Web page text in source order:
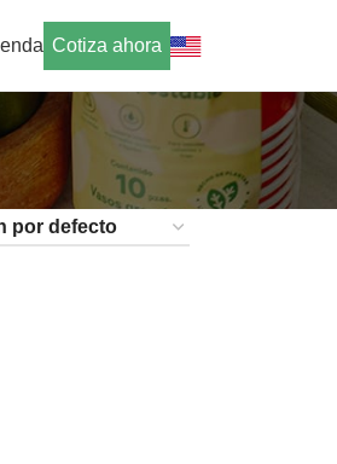
Cotiza ahora